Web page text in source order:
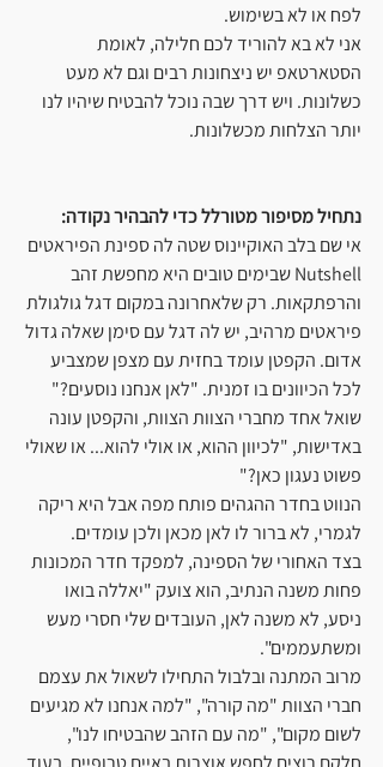
לפח או לא בשימוש.
אני לא בא להוריד לכם חלילה, לאומת
הסטארטאפ יש ניצחונות רבים וגם לא מעט
כשלונות. ויש דרך שבה נוכל להבטיח שיהיו לנו
יותר הצלחות מכשלונות.
נתחיל מסיפור מטורלל כדי להבהיר נקודה:
אי שם בלב האוקיינוס שטה לה ספינת הפיראטים
Nutshell שבימים טובים היא מחפשת זהב
והרפתקאות. רק שלאחרונה במקום דגל גולגולת
פיראטים מרהיב, יש לה דגל עם סימן שאלה גדול
אדום. הקפטן עומד בחזית עם מצפן שמצביע
לכל הכיוונים בו זמנית. "לאן אנחנו נוסעים?"
שואל אחד מחברי הצוות הצוות, והקפטן עונה
באדישות, "לכיוון ההוא, או אולי להוא... או שאולי
פשוט נעגון כאן?"
הנווט בחדר ההגהים פותח מפה אבל היא ריקה
לגמרי, לא ברור לו לאן מכאן ולכן עומדים.
בצד האחורי של הספינה, למפקד חדר המכונות
פחות משנה הנתיב, הוא צועק "יאללה בואו
ניסע, לא משנה לאן, העובדים שלי חסרי מעש
ומשתעממים".
מרוב המתנה ובלבול התחילו לשאול את עצמם
חברי הצוות "מה קורה", "למה אנחנו לא מגיעים
לשום מקום", "מה עם הזהב שהבטיחו לנו",